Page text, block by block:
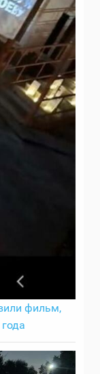
фильм,